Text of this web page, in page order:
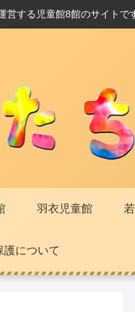
する児童館8館のサイトで
羽衣児童館
護について